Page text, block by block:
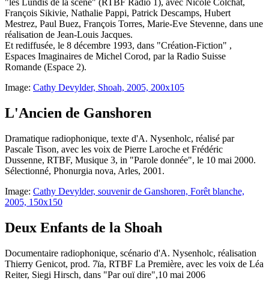
"les Lundis de la scène" (RTBF Radio 1), avec Nicole Colchat,
François Sikivie, Nathalie Pappi, Patrick Descamps, Hubert
Mestrez, Paul Buez, François Torres, Marie-Eve Stevenne, dans une
réalisation de Jean-Louis Jacques.
Et rediffusée, le 8 décembre 1993, dans "Création-Fiction" ,
Espaces Imaginaires de Michel Corod, par la Radio Suisse
Romande (Espace 2).
Image: Cathy Devylder, Shoah, 2005, 200x105
L'Ancien de Ganshoren
Dramatique radiophonique, texte d'A. Nysenholc, réalisé par
Pascale Tison, avec les voix de Pierre Laroche et Frédéric
Dussenne, RTBF, Musique 3, in "Parole donnée", le 10 mai 2000.
Sélectionné, Phonurgia nova, Arles, 2001.
Image: Cathy Devylder, souvenir de Ganshoren, Forêt blanche,
2005, 150x150
Deux Enfants de la Shoah
Documentaire radiophonique, scénario d'A. Nysenholc, réalisation
Thierry Genicot, prod. 7ïa, RTBF La Première, avec les voix de Léa
Reiter, Siegi Hirsch, dans "Par ouï dire",10 mai 2006